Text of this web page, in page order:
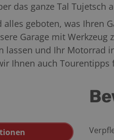
das ganze Tal Tujetsch
alles geboten, was Ihren
Garage mit Werkzeug
lassen und Ihr Motorrad
Ihnen auch Tourentipps